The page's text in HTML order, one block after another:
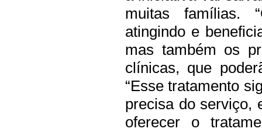
muitas famílias.
atingindo e
mas também os
clínicas, que
“Esse tratamento
precisa do serviço,
oferecer o